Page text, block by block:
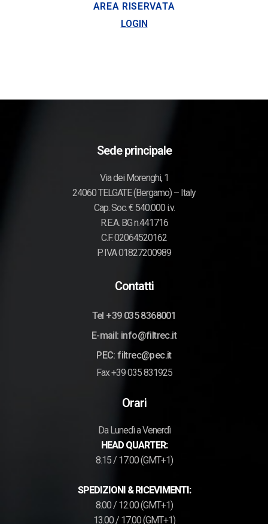
AREA RISERVATA
LOGIN
Sede principale
Via dei Morenghi, 1
24060 TELGATE (Bergamo) – Italy
Cap. Soc. € 540.000 i.v.
R.E.A. BG n.441716
C.F. 02064520162
P. IVA 01827200989
Contatti
Tel +39 035 8368001
E-mail: info@filtrec.it
PEC: filtrec@pec.it
Fax +39 035 831925
Orari
Da Lunedì a Venerdì
HEAD QUARTER:
8.15 / 17.00 (GMT+1)
SPEDIZIONI & RICEVIMENTI:
8.00 / 12.00 (GMT+1)
13.00 / 17.00 (GMT+1)